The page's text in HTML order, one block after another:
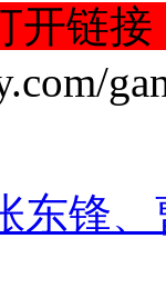
开链接
东锋